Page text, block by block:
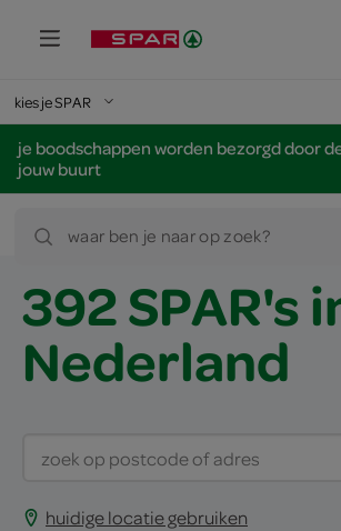
kies je SPAR
je boodschappen worden bezorgd door
jouw buurt
waar ben je naar op zoek?
392 SPAR's
Nederland
huidige locatie gebruiken